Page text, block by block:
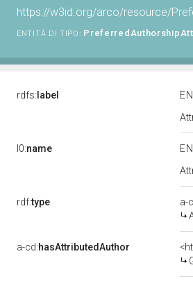
https://w3id.org/arco/resource/
ENTITÀ DI TIPO:
rdfs: label EN
l0:name EN
rdf:type
a-
a-cd:hasAttributedAuthor